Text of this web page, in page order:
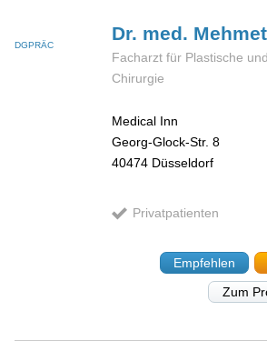
DGPRÄC
Dr. med. Mehmet
Facharzt für Plastische
Chirurgie
Medical Inn
Georg-Glock-Str. 8
40474 Düsseldorf
Privatpatienten
Empfehlen
Zum